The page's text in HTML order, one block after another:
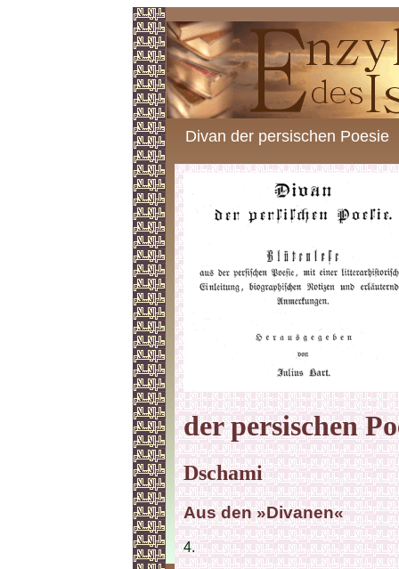
Divan der persischen Poesie
der persischen
Dschami
Aus den »Divanen«
4.